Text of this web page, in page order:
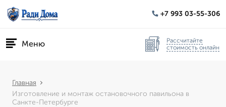
+7 993 03-55-306
Меню
Рассчитайте
стоимость онлайн
Главная
Изготовление и монтаж остановочного павильона в
Санкте-Петербурге